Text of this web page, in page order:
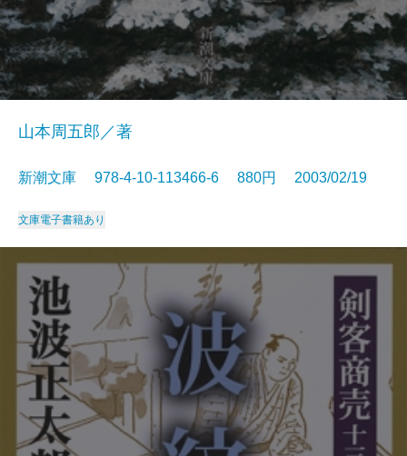
山本周五郎／著
新潮文庫 978-4-10-113466-6 880円 2003/02/19
文庫電子書籍あり